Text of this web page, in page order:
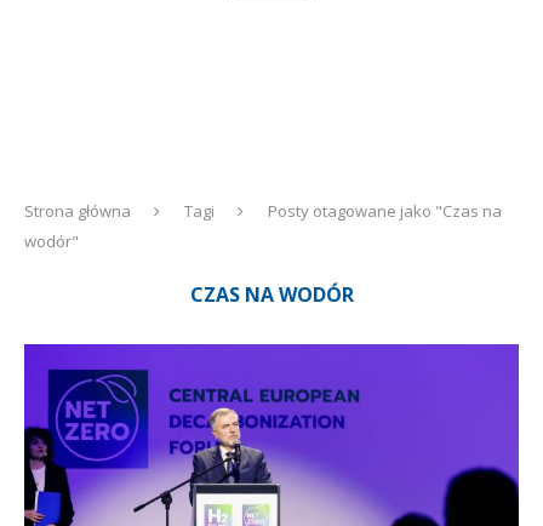
Strona główna Tagi
Posty otagowane jako "Czas na
wodór"
CZAS NA WODÓR